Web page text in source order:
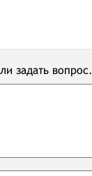
задать вопрос.